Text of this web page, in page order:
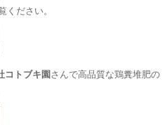
ください。
コトブキ園 さんで高品質な鶏糞堆肥の